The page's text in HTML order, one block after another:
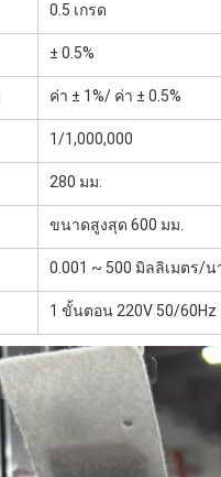
0.5 เกรด
± 0.5%
ค่า ± 1%/ ค่า ± 0.5%
1/1,000,000
280 มม.
ขนาดสูงสุด 600 มม.
0.001 ~ 500 มิลลิเมตร/น
1 ขั้นตอน 220V 50/60Hz